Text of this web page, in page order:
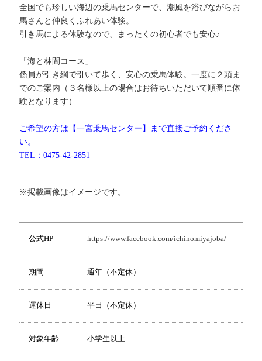
全国でも珍しい海辺の乗馬センターで、潮風を浴びながらお
馬さんと仲良くふれあい体験。
引き馬による体験なので、まったくの初心者でも安心♪
「海と林間コース」
係員が引き綱で引いて歩く、安心の乗馬体験。一度に２頭ま
でのご案内（３名様以上の場合はお待ちいただいて順番に体
験となります）
ご希望の方は【一宮乗馬センター】まで直接ご予約くださ
い。
TEL：0475-42-2851
※掲載画像はイメージです。
公式HP https://www.facebook.com/ichinomiyajoba/
期間 通年（不定休）
運休日 平日（不定休）
対象年齢 小学生以上